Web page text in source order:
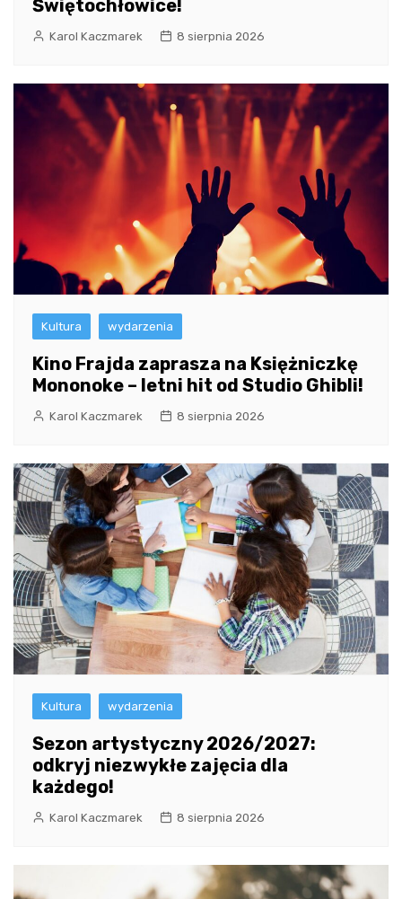
Świętochłowice!
Karol Kaczmarek 8 sierpnia 2026
Kultura wydarzenia
Kino Frajda zaprasza na Księżniczkę
Mononoke – letni hit od Studio Ghibli!
Karol Kaczmarek 8 sierpnia 2026
Kultura wydarzenia
Sezon artystyczny 2026/2027:
odkryj niezwykłe zajęcia dla
każdego!
Karol Kaczmarek 8 sierpnia 2026